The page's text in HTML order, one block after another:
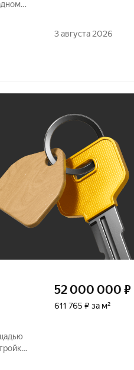
3 августа 2026
52 000 000 ₽
611 765 ₽ за м²